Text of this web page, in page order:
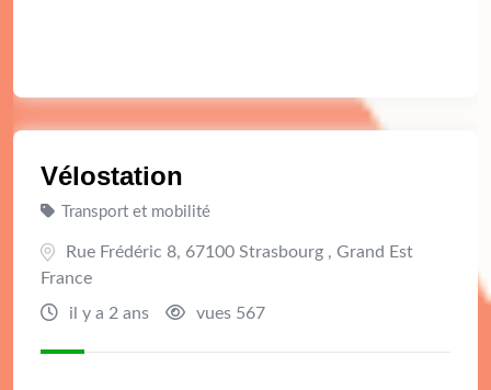
Vélostation
Transport et mobilité
Rue Frédéric 8, 67100 Strasbourg , Grand Est
France
il y a 2 ans
vues 567